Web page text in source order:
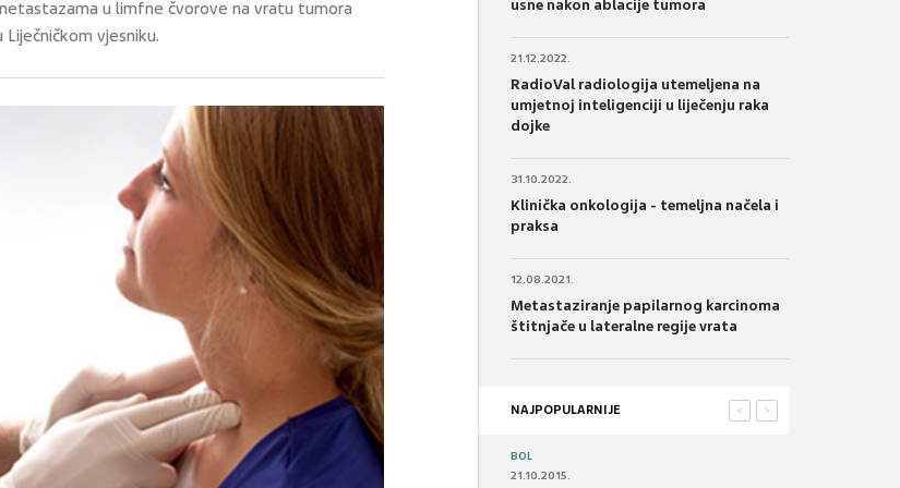
u limfne čvorove na vratu tumora
vjesniku.
usne nakon ablacije tumora
21.12.2022.
RadioVal radiologija utemeljena na
umjetnoj inteligenciji u liječenju raka
dojke
31.10.2022.
Klinička onkologija - temeljna načela i
praksa
12.08.2021.
Metastaziranje papilarnog karcinoma
štitnjače u lateralne regije vrata
NAJPOPULARNIJE >
<
BOL
21.10.2015.